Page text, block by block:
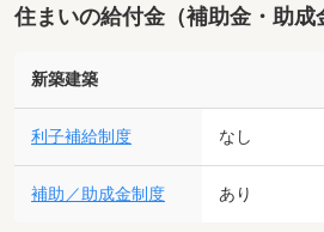
住まいの給付金（補助金・助成
新築建築
利子補給制度 なし
補助／助成金制度 あり